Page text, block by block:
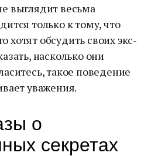
выглядит весьма
только к тому, что
обсудить своих экс-
насколько они
такое поведение
уважения.
о
секретах